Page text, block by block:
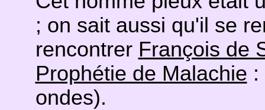
; on sait aussi qu'il se
rencontrer François de
Prophétie de Malachie :
ondes).